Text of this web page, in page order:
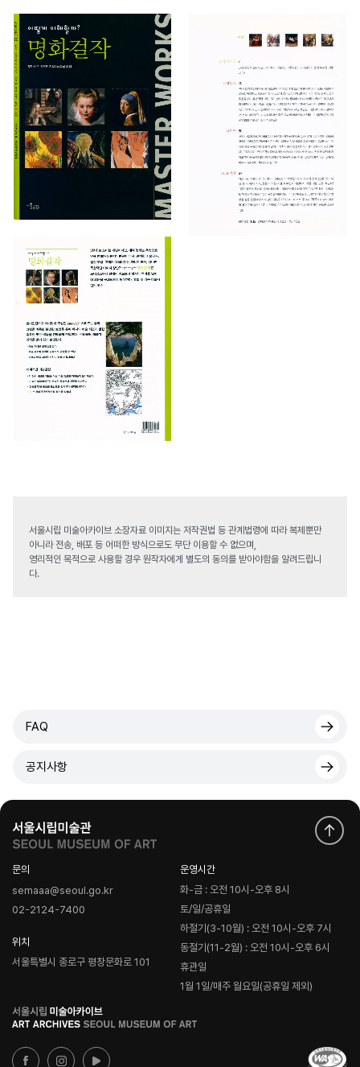
서울시립 미술아카이브 소장자료 이미지는 저작권법 등 관계법령에 따라 복제뿐만
아니라 전송, 배포 등 어떠한 방식으로도 무단 이용할 수 없으며,
영리적인 목적으로 사용할 경우 원작자에게 별도의 동의를 받아야함을 알려드립니
다.
FAQ
공지사항
문의
semaaa@seoul.go.kr
02-2124-7400
위치
서울특별시 종로구 평창문화로 101
운영시간
화-금 : 오전 10시-오후 8시
토/일/공휴일
하절기(3-10월) : 오전 10시-오후 7시
동절기(11-2월) : 오전 10시-오후 6시
휴관일
1월 1일/매주 월요일(공휴일 제외)
로
고